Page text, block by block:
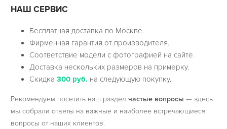
НАШ СЕРВИС
Бесплатная доставка по Москве.
Фирменная гарантия от производителя.
Соответствие модели с фотографией на сайте.
Доставка нескольких размеров на примерку.
Скидка300 руб. на следующую покупку.
Рекомендуем посетить наш раздел частые вопросы — здесь
мы собрали ответы на важные и наиболее встречающиеся
вопросы от наших клиентов.